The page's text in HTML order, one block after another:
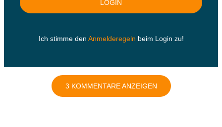
Ich stimme den Anmelderegeln beim Login zu!
3 KOMMENTARE ANZEIGEN